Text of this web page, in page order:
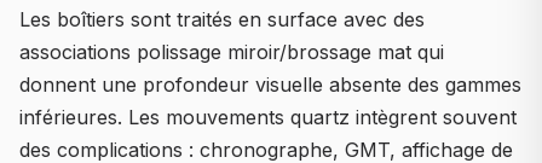
Les boîtiers sont traités en surface avec des
associations polissage miroir/brossage mat qui
donnent une profondeur visuelle absente des gammes
inférieures. Les mouvements quartz intègrent souvent
des complications : chronographe, GMT, affichage de